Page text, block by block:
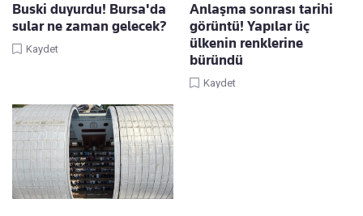
Buski duyurdu! Bursa'da
sular ne zaman gelecek?
Kaydet
Anlaşma sonrası tarihi
görüntü! Yapılar üç
ülkenin renklerine
büründü
Kaydet